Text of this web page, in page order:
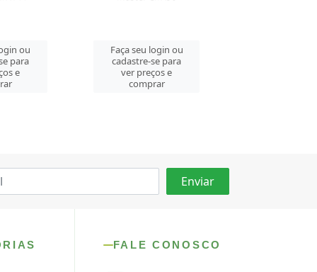
ou
para
e
Faça seu login ou
cadastre-se para
ver preços e
comprar
FALE CONOSCO